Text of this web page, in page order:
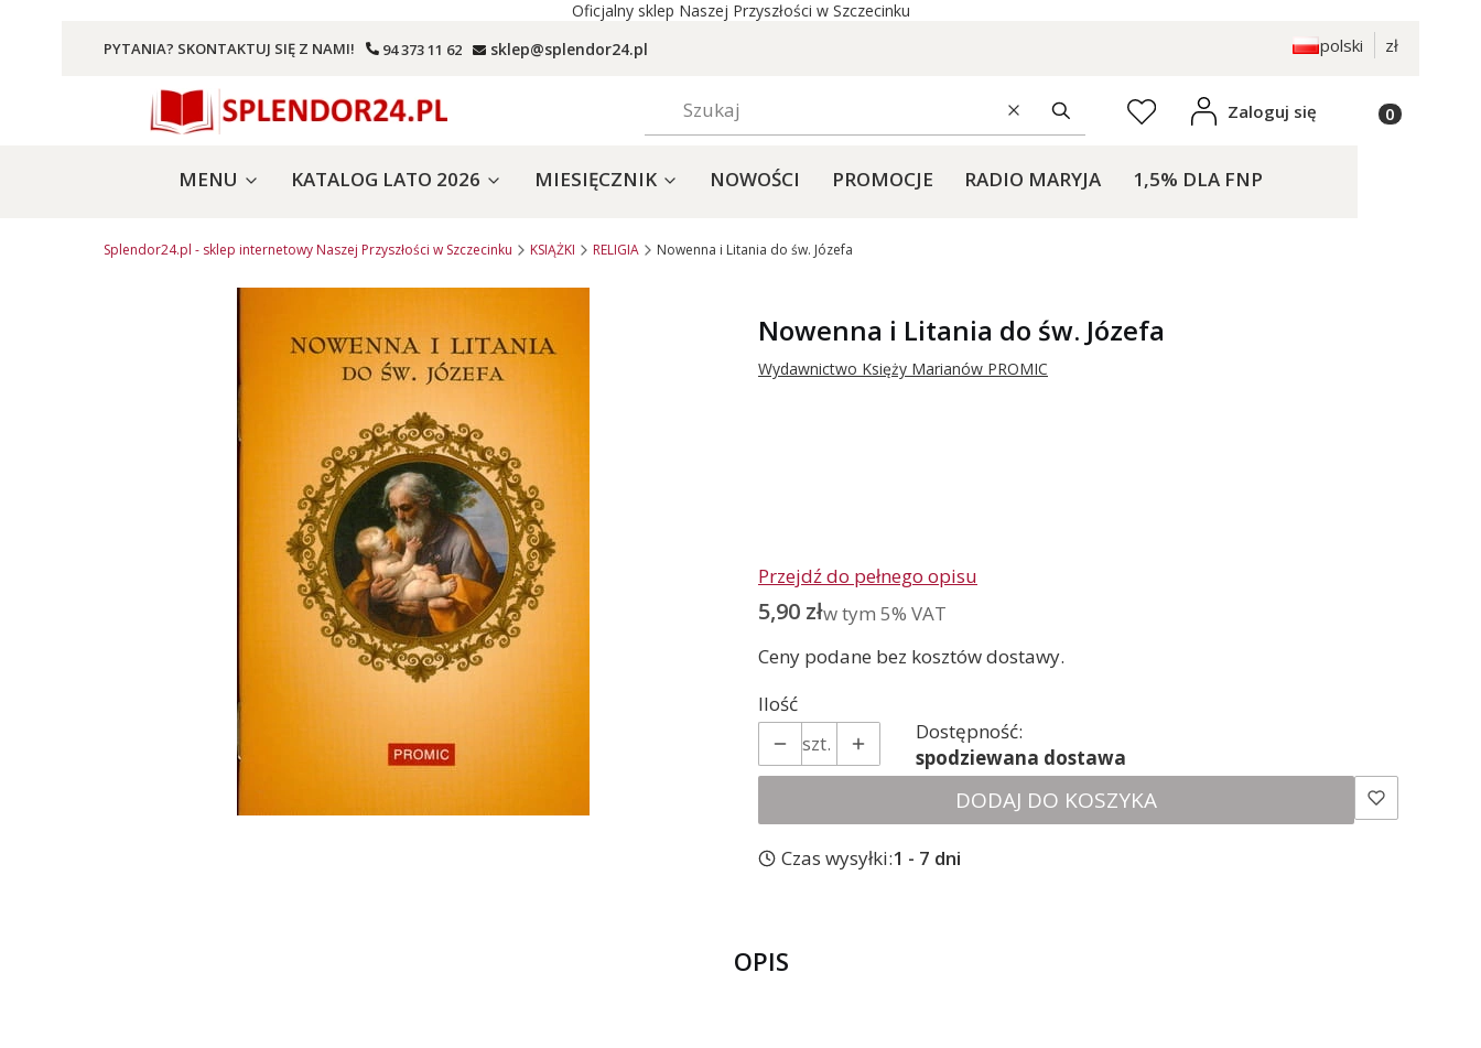
Oficjalny sklep Naszej Przyszłości w Szczecinku
PYTANIA? SKONTAKTUJ SIĘ Z NAMI! 94 373 11 62 sklep@splendor24.pl polski zł
WyczyśćSzukaj Ulubione Zaloguj się Produkty w
MENU KATALOG LATO 2026 MIESIĘCZNIK NOWOŚCI PROMOCJE RADIO MARYJA 1,5% DLA FNP
Splendor24.pl - sklep internetowy Naszej Przyszłości w Szczecinku KSIĄŻKI RELIGIA Nowenna i Litania do św. Józefa
Nowenna i Litania do św. Józefa
Wydawnictwo Księży Marianów PROMIC
Przejdź do pełnego opisu
Cena
5,90 złw tym 5% VAT
w tym 5% VAT
Ceny podane bez kosztów dostawy.
Ilość
szt.
Dostępność:
spodziewana dostawa
DODAJ DO KOSZYKA
Czas wysyłki:1 - 7 dni
OPIS